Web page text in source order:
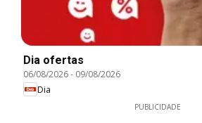
Dia ofertas
06/08/2026- 09/08/2026
Dia
PUBLICIDADE